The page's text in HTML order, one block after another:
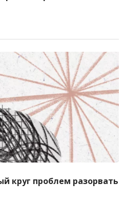
круг проблем разорвать